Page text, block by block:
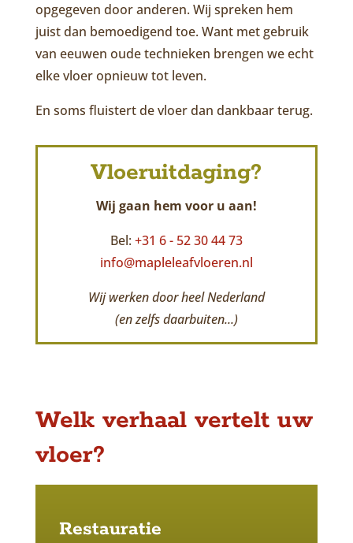
opgegeven door anderen. Wij spreken hem
juist dan bemoedigend toe. Want met gebruik
van eeuwen oude technieken brengen we echt
elke vloer opnieuw tot leven.
En soms fluistert de vloer dan dankbaar terug.
Vloeruitdaging?
Wij gaan hem voor u aan!
Bel: +31 6 - 52 30 44 73
info@mapleleafvloeren.nl
Wij werken door heel Nederland
(en zelfs daarbuiten...)
Welk verhaal vertelt uw
vloer?
Restauratie